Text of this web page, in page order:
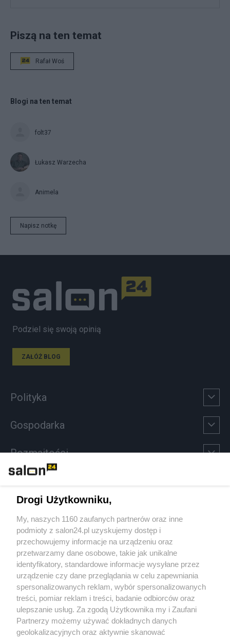
Piszą na ten temat
Rafał Woś
Blogi na ten temat
folt37
Łukasz Warzecha
Animela
Napisz notkę
Podziel się swoją opinią
ZAŁÓŻ BLOG
Polityka
Gospodarka
Rozmaitości
Sport
Społeczeństwo
Kultura
X Facebook Instagram Youtube
Drogi Użytkowniku,
My, naszych 1160 zaufanych partnerów oraz inne
podmioty z salon24.pl uzyskujemy dostęp i
przechowujemy informacje na urządzeniu oraz
przetwarzamy dane osobowe, takie jak unikalne
identyfikatory, standardowe informacje wysyłane przez
urządzenie czy dane przeglądania w celu zapewniania
spersonalizowanych reklam, wybór spersonalizowanych
treści, pomiar reklam i treści, badanie odbiorców oraz
ulepszanie usług. Za zgodą Użytkownika my i Zaufani
Partnerzy możemy używać dokładnych danych
geolokalizacyjnych oraz aktywnie skanować